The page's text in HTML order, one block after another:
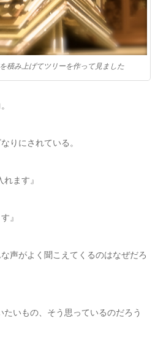
積み上げてツリーを作って見ました
りにされている。
ます』
』
声がよく聞こえてくるのはなぜだろ
たいもの、そう思っているのだろう